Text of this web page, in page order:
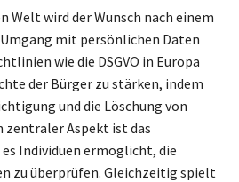
Welt wird der Wunsch nach einem
mit persönlichen Daten
wie die DSGVO in Europa
der Bürger zu stärken, indem
und die Löschung von
zentraler Aspekt ist das
Individuen ermöglicht, die
zu überprüfen. Gleichzeitig spielt